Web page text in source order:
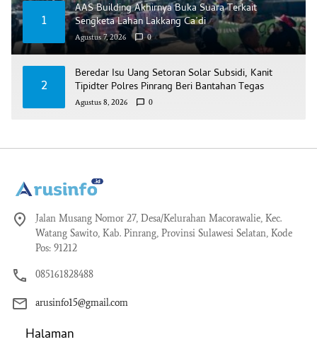
1
AAS Building Akhirnya Buka Suara Terkait
Sengketa Lahan Lakkang Ca’di
Agustus 7, 2026 0
2
Beredar Isu Uang Setoran Solar Subsidi, Kanit
Tipidter Polres Pinrang Beri Bantahan Tegas
Agustus 8, 2026 0
Jalan Musang Nomor 27, Desa/Kelurahan Macorawalie, Kec.
Watang Sawito, Kab. Pinrang, Provinsi Sulawesi Selatan, Kode
Pos: 91212
085161828488
arusinfo15@gmail.com
Halaman